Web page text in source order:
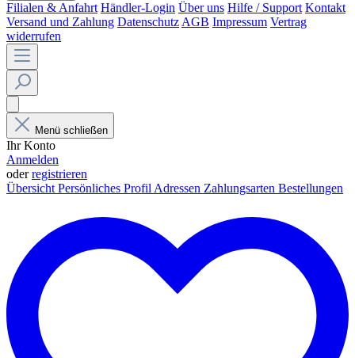
Filialen & Anfahrt Händler-Login Über uns Hilfe / Support Kontakt
Versand und Zahlung Datenschutz AGB Impressum Vertrag
widerrufen
Menü schließen
Ihr Konto
Anmelden
oderregistrieren
Übersicht Persönliches Profil Adressen Zahlungsarten Bestellungen